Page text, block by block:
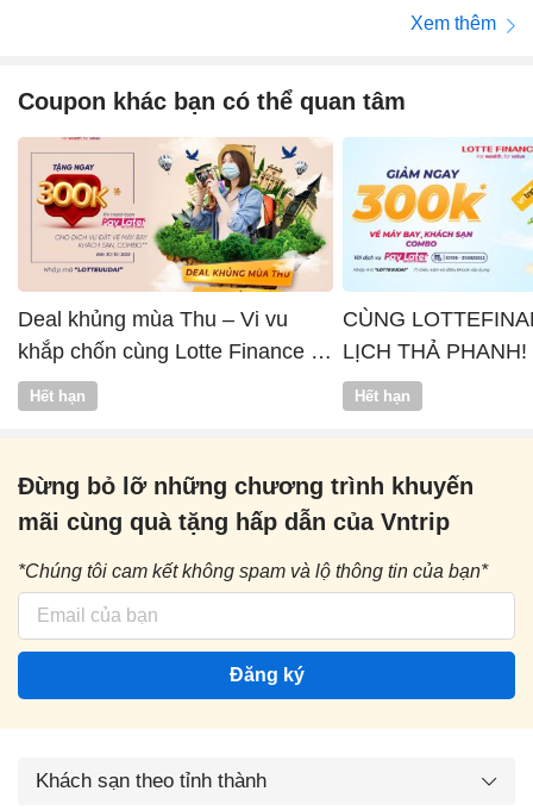
Xem thêm
Coupon khác bạn có thể quan tâm
Deal khủng mùa Thu – Vi vu
khắp chốn cùng Lotte Finance x
Vntrip
Hết hạn
CÙNG
LỊCH THẢ PHANH!
Hết hạn
Đừng bỏ lỡ những chương trình khuyến
mãi cùng quà tặng hấp dẫn của Vntrip
*Chúng tôi cam kết không spam và lộ thông tin của bạn*
Đăng ký
Khách sạn theo tỉnh thành